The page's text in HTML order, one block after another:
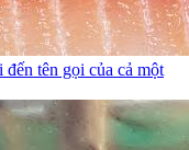
tên gọi của cả một